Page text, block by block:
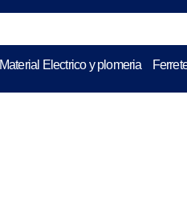
Material Electrico y plomeria